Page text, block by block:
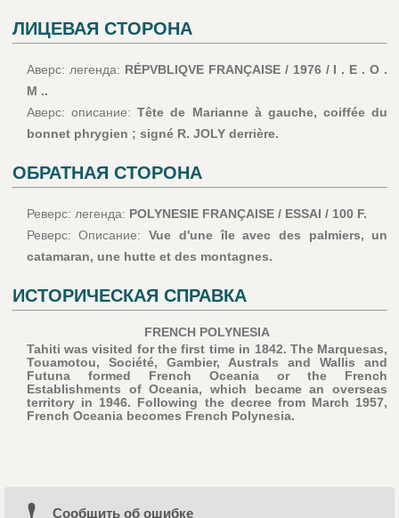
ЛИЦЕВАЯ СТОРОНА
Аверс: легенда: RÉPVBLIQVE FRANÇAISE / 1976 / I . E . O .
M ..
Аверс: описание:Tête de Marianne à gauche, coiffée du
bonnet phrygien ; signé R. JOLY derrière.
ОБРАТНАЯ СТОРОНА
Реверс: легенда: POLYNESIE FRANÇAISE / ESSAI / 100 F.
Реверс: Описание:Vue d'une île avec des palmiers, un
catamaran, une hutte et des montagnes.
ИСТОРИЧЕСКАЯ СПРАВКА
FRENCH POLYNESIA
Tahiti was visited for the first time in 1842. The Marquesas,
Touamotou, Société, Gambier, Australs and Wallis and
Futuna formed French Oceania or the French
Establishments of Oceania, which became an overseas
territory in 1946. Following the decree from March 1957,
French Oceania becomes French Polynesia.
Cообщить об ошибке